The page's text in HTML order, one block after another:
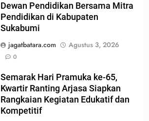
Dewan Pendidikan Bersama Mitra
Pendidikan di Kabupaten
Sukabumi
jagatbatara.com
Agustus 3, 2026
0
Semarak Hari Pramuka ke-65,
Kwartir Ranting Arjasa Siapkan
Rangkaian Kegiatan Edukatif dan
Kompetitif